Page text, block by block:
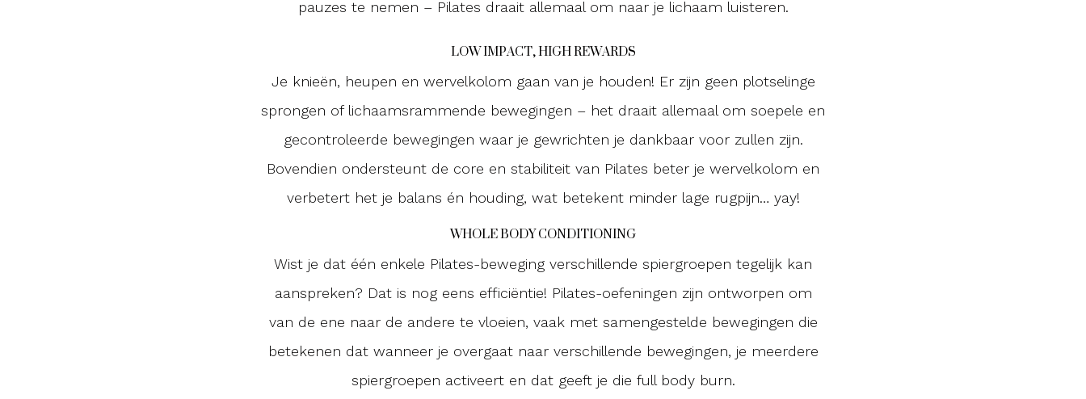
pauzes te nemen – Pilates draait allemaal om naar je lichaam luisteren.
LOW IMPACT, HIGH REWARDS
Je knieën, heupen en wervelkolom gaan van je houden! Er zijn geen plotselinge
sprongen of lichaamsrammende bewegingen – het draait allemaal om soepele en
gecontroleerde bewegingen waar je gewrichten je dankbaar voor zullen zijn.
Bovendien ondersteunt de core en stabiliteit van Pilates beter je wervelkolom en
verbetert het je balans én houding, wat betekent minder lage rugpijn… yay!
WHOLE BODY CONDITIONING
Wist je dat één enkele Pilates-beweging verschillende spiergroepen tegelijk kan
aanspreken? Dat is nog eens efficiëntie! Pilates-oefeningen zijn ontworpen om
van de ene naar de andere te vloeien, vaak met samengestelde bewegingen die
betekenen dat wanneer je overgaat naar verschillende bewegingen, je meerdere
spiergroepen activeert en dat geeft je die full body burn.